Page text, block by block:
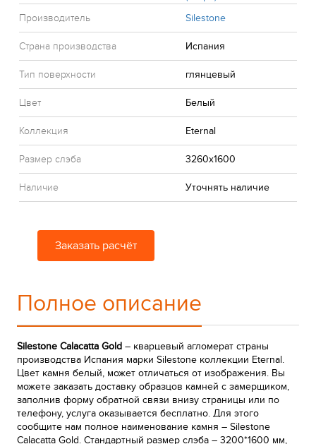
Производитель
Silestone
Страна производства Испания
Тип поверхности глянцевый
Цвет Белый
Коллекция Eternal
Размер слэба 3260x1600
Наличие Уточнять наличие
Заказать расчёт
Полное описание
Silestone Calacatta Gold – кварцевый агломерат страны
производства Испания марки Silestone коллекции Eternal.
Цвет камня белый, может отличаться от изображения. Вы
можете заказать доставку образцов камней с замерщиком,
заполнив форму обратной связи внизу страницы или по
телефону, услуга оказывается бесплатно. Для этого
сообщите нам полное наименование камня – Silestone
Calacatta Gold. Стандартный размер слэба – 3200*1600 мм,